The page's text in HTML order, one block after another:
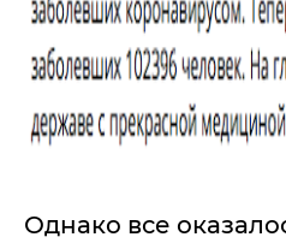
Однако все